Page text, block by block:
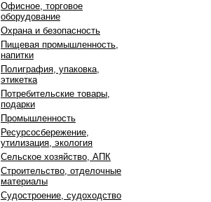
Офисное, торговое
оборудование
Охрана и безопасность
Пищевая промышленность,
напитки
Полиграфия, упаковка,
этикетка
Потребительские товары,
подарки
Промышленность
Ресурсосбережение,
утилизация, экология
Сельское хозяйство, АПК
Строительство, отделочные
материалы
Судостроение, судоходство